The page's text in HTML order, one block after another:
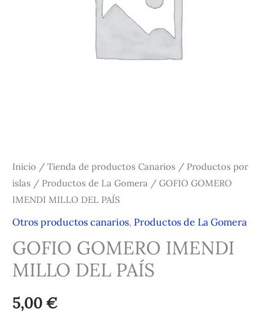
Inicio / Tienda de productos Canarios / Productos por
islas / Productos de La Gomera / GOFIO GOMERO
IMENDI MILLO DEL PAÍS
Otros productos canarios, Productos de La Gomera
GOFIO GOMERO IMENDI
MILLO DEL PAÍS
5,00€